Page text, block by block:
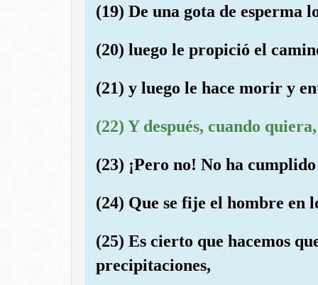
(19) De una gota de esperma
(20) luego le propició el
(21) y luego le hace morir y
(22) Y después, cuando
(23) ¡Pero no! No ha
(24) Que se fije el hombre en
(25) Es cierto que hacemos
precipitaciones,